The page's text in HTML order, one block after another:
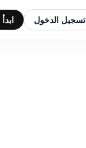
تسجيل الدخول